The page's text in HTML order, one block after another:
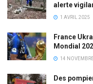
alerte
1 AVRIL 2025
France
Mondial
14
Des